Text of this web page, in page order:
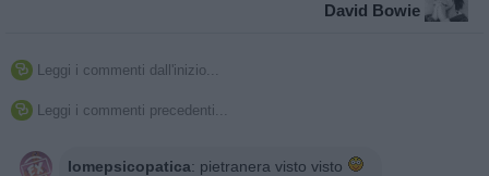
David Bowie
 Leggi i commenti dall'inizio...
 Leggi i commenti precedenti...
Iomepsicopatica: pietranera visto visto